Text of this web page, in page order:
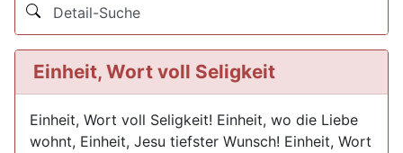
Detail-Suche
Einheit, Wort voll Seligkeit
Einheit, Wort voll Seligkeit! Einheit, wo die Liebe
wohnt, Einheit, Jesu tiefster Wunsch! Einheit, Wort